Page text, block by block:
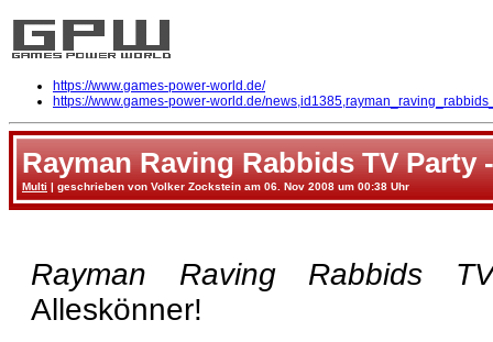
https://www.games-power-world.de/
https://www.games-power-world.de/
Rayman Raving Rabbids TV Party
Multi | geschrieben von Volker Zockstein am 06. Nov 2008 um 00:38 Uhr
Rayman Raving Rabbids
Alleskönner!